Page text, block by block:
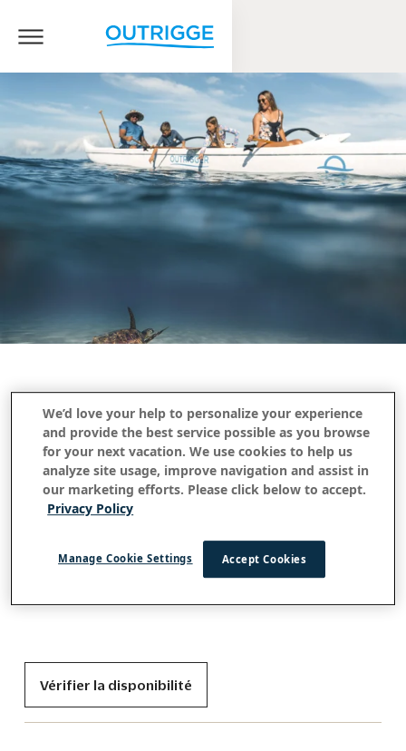
Économisez 25 %
Come be here​​
Discover unforgettable happenings and
unparalleled hospitality. It’s the OUTRIGGER Way.
Vérifier la disponibilité
We’d love your help to personalize your experience
and provide the best service possible as you browse
for your next vacation. We use cookies to help us
analyze site usage, improve navigation and assist in
our marketing efforts. Please click below to accept.
Privacy Policy
Accept Cookies
Manage Cookie Settings